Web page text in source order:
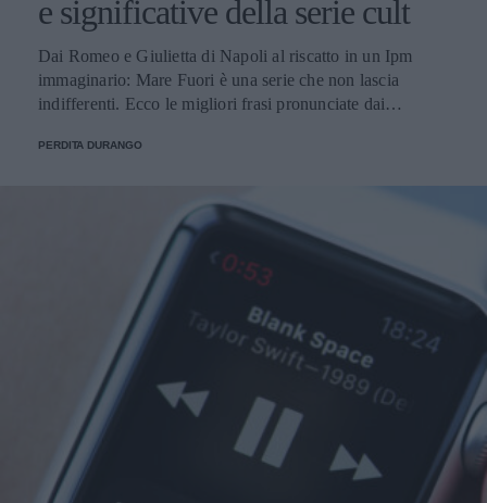
e significative della serie cult
Dai Romeo e Giulietta di Napoli al riscatto in un Ipm
immaginario: Mare Fuori è una serie che non lascia
indifferenti. Ecco le migliori frasi pronunciate dai
PERDITA DURANGO